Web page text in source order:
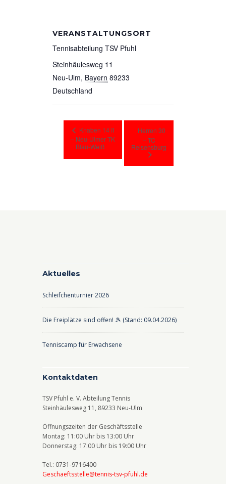
VERANSTALTUNGSORT
Tennisabteilung TSV Pfuhl
Steinhäulesweg 11
Neu-Ulm, Bayern 89233
Deutschland
Knaben 14 II
– Neu-Ulmer TK
Blau-Weiß
Herren 30
– TC
Reisensburg
Aktuelles
Schleifchenturnier 2026
Die Freiplätze sind offen! 🎾 (Stand: 09.04.2026)
Tenniscamp für Erwachsene
Kontaktdaten
TSV Pfuhl e. V. Abteilung Tennis
Steinhäulesweg 11, 89233 Neu-Ulm
Öffnungszeiten der Geschäftsstelle
Montag: 11:00 Uhr bis 13:00 Uhr
Donnerstag: 17:00 Uhr bis 19:00 Uhr
Tel.: 0731-9716400
Geschaeftsstelle@tennis-tsv-pfuhl.de